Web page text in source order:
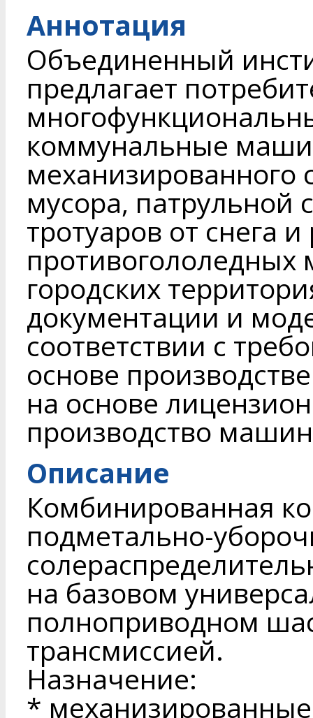
Аннотация
Объединенный
предлагает
коммунальные
механизированного
мусора, патрульной
тротуаров от снега
противогололедных
городских
документации и
соответствии с
основе
на основе
производство
Описание
Комбинированная
подметально-
на базовом
полноприводном
трансмиссией.
Назначение:
*